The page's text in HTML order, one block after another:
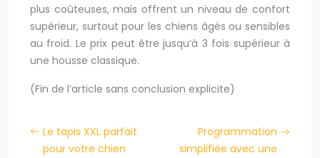
plus coûteuses, mais offrent un niveau de confort
supérieur, surtout pour les chiens âgés ou sensibles
au froid. Le prix peut être jusqu’à 3 fois supérieur à
une housse classique.
(Fin de l’article sans conclusion explicite)
Le tapis XXL parfait
pour votre chien
Programmation
simplifiée avec une